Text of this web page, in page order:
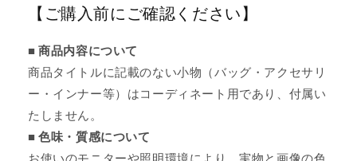
【ご購入前にご確認ください】
■ 商品内容について
商品タイトルに記載のない小物（バッグ・アクセサリ
ー・インナー等）はコーディネート用であり、付属い
たしません。
■ 色味・質感について